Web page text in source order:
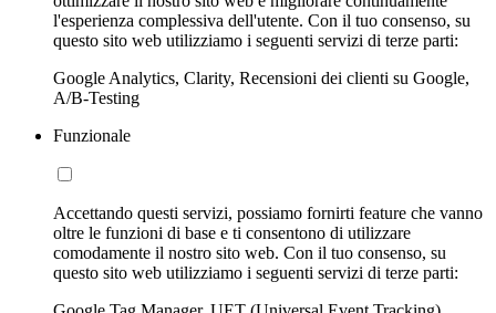
l'esperienza complessiva dell'utente. Con il tuo consenso, su
questo sito web utilizziamo i seguenti servizi di terze parti:
Google Analytics, Clarity, Recensioni dei clienti su Google,
A/B-Testing
Funzionale
Accettando questi servizi, possiamo fornirti feature che vanno
oltre le funzioni di base e ti consentono di utilizzare
comodamente il nostro sito web. Con il tuo consenso, su
questo sito web utilizziamo i seguenti servizi di terze parti: